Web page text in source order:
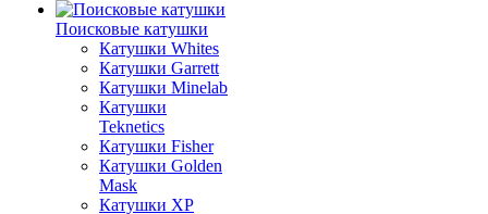
Поисковые катушки
Катушки Whites
Катушки Garrett
Катушки Minelab
Катушки
Teknetics
Катушки Fisher
Катушки Golden
Mask
Катушки XP